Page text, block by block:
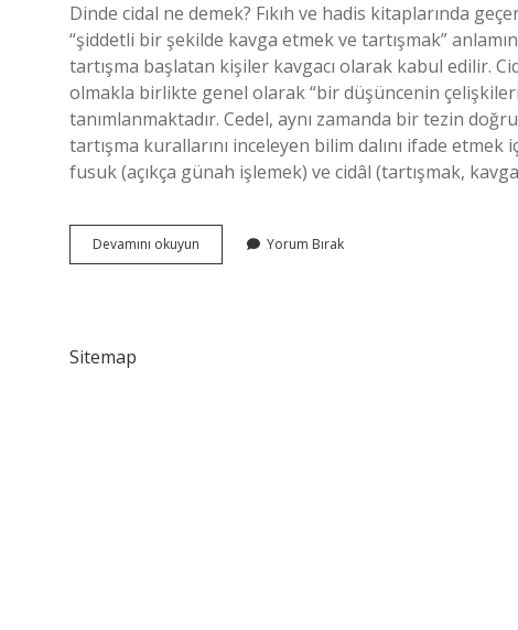
Dinde cidal ne demek? Fıkıh ve hadis kitaplarında
“şiddetli bir şekilde kavga etmek ve tartışmak”
tartışma başlatan kişiler kavgacı olarak kabul edilir.
olmakla birlikte genel olarak “bir düşüncenin
tanımlanmaktadır. Cedel, aynı zamanda bir tezin
tartışma kurallarını inceleyen bilim dalını ifade etmek
fusuk (açıkça günah işlemek) ve cidâl (tartışmak,
Devamını okuyun Islamda
Cidal
Yorum Bırak
Sitemap